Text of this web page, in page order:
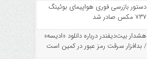
دستور بازرسی فوری هواپیمای بوئینگ
۷۳۷ مکس صادر شد
هشدار بیت‌دیفندر درباره دانلود «ادیسه»
/ بدافزار سرقت رمز عبور در کمین است